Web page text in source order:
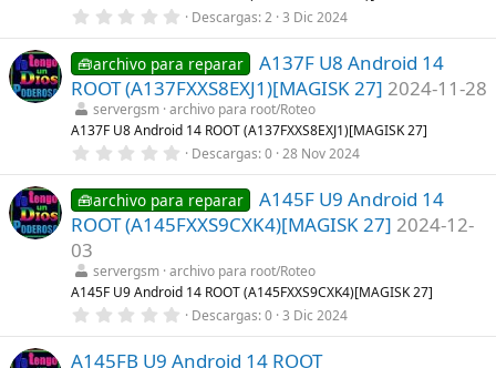
a
(
s
)
0
0
0
e
s
t
r
e
l
a
(
s
)
Descargas 2 3 Dic 2024
🧰archivo para reparar
A137F U8 Android 14
ROOT (A137FXXS8EXJ1)[MAGISK 27] 2024-11-28
servergsm archivo para root/Roteo
A137F U8 Android 14 ROOT (A137FXXS8EXJ1)[MAGISK 27]
0
0
0
e
s
e
l
a
(
s
Descargas 0 28 Nov 2024
🧰archivo para reparar
A145F U9 Android 14
ROOT (A145FXXS9CXK4)[MAGISK 27] 2024-12-
03
servergsm archivo para root/Roteo
A145F U9 Android 14 ROOT (A145FXXS9CXK4)[MAGISK 27]
0
0
0
Descargas 0 3 Dic 2024
A145FB U9 Android 14 ROOT